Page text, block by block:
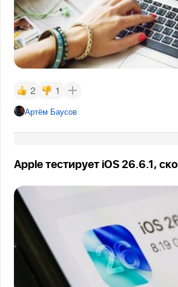
2 1
Артём Баусов
Apple тестирует iOS 26.6.1,